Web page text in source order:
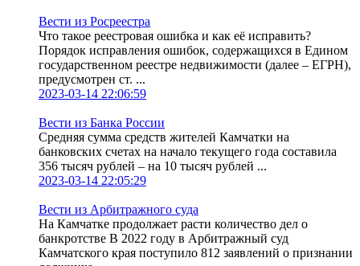
Вести из Росреестра
Что такое реестровая ошибка и как её исправить?
Порядок исправления ошибок, содержащихся в Едином
государственном реестре недвижимости (далее – ЕГРН),
предусмотрен ст. ...
2023-03-14 22:06:59
Вести из Банка России
Средняя сумма средств жителей Камчатки на
банковских счетах на начало текущего года составила
356 тысяч рублей – на 10 тысяч рублей ...
2023-03-14 22:05:29
Вести из Арбитражного суда
На Камчатке продолжает расти количество дел о
банкротстве В 2022 году в Арбитражный суд
Камчатского края поступило 812 заявлений о признании